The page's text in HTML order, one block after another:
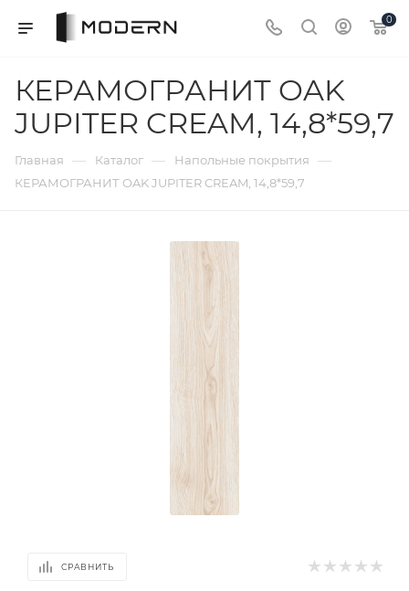
0
КЕРАМОГРАНИТ OAK
JUPITER CREAM, 14,8*59,7
Главная — Каталог — Напольные покрытия —
КЕРАМОГРАНИТ OAK JUPITER CREAM, 14,8*59,7
СРАВНИТЬ